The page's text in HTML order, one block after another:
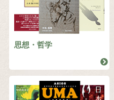
思想・哲学